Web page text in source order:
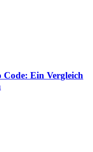
Ein Vergleich